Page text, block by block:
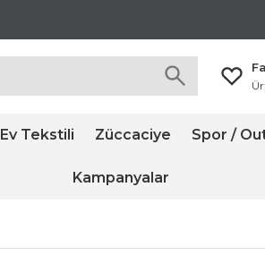
Ev Tekstili Züccaciye Spor /
Kampanyalar